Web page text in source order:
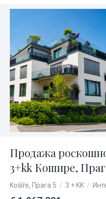
Продажа
3+kk Кошире,
Košíře, Прага 5 / 3 + KK /